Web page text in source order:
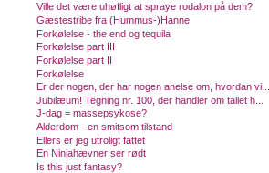
Ville det være uhøfligt at spraye rodalon på dem?
Gæstestribe fra (Hummus-)Hanne
Forkølelse - the end og tequila
Forkølelse part III
Forkølelse part II
Forkølelse
Er der nogen, der har nogen anelse om, hvordan vi ...
Jubilæum! Tegning nr. 100, der handler om tallet h...
J-dag = massepsykose?
Alderdom - en smitsom tilstand
Ellers er jeg utroligt fattet
En Ninjahævner ser rødt
Is this just fantasy?